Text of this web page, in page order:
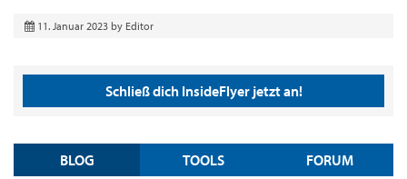
11. Januar 2023 by Editor
Schließ dich InsideFlyer jetzt an!
BLOG TOOLS FORUM